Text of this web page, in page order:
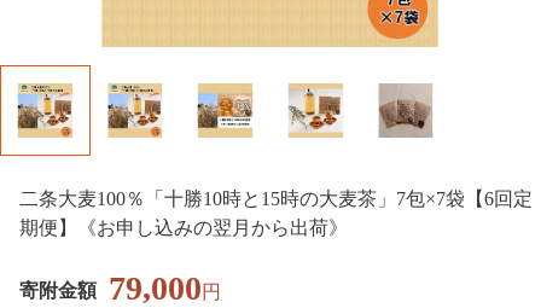
二条大麦100％「十勝10時と15時の大麦茶」7包×7袋【6回定
期便】《お申し込みの翌月から出荷》
寄附金額 79,000円